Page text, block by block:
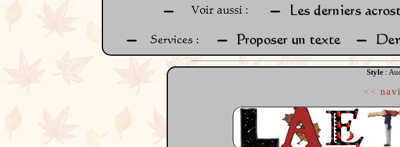
Style :
<<